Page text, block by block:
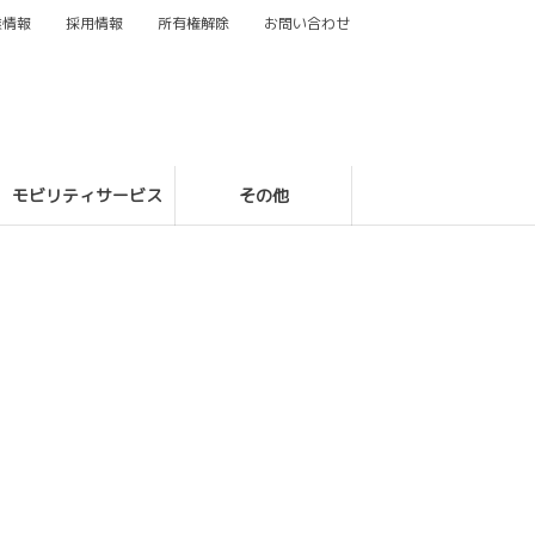
モビリティサービス その他
報 採用情報 所有権解除 お問い合わせ